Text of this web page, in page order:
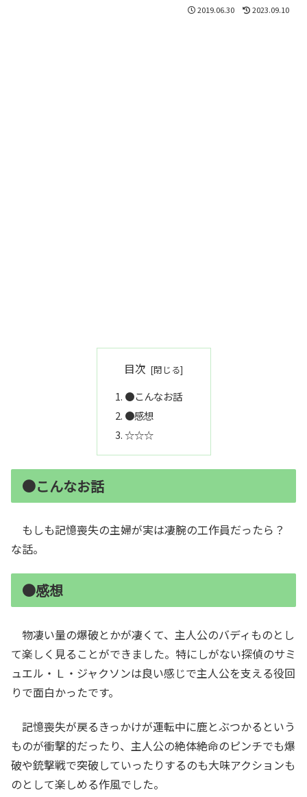
2019.06.30 2023.09.10
目次
●こんなお話
●感想
☆☆☆
●こんなお話
もしも記憶喪失の主婦が実は凄腕の工作員だったら？
な話。
●感想
物凄い量の爆破とかが凄くて、主人公のバディものとし
て楽しく見ることができました。特にしがない探偵のサミ
ュエル・Ｌ・ジャクソンは良い感じで主人公を支える役回
りで面白かったです。
記憶喪失が戻るきっかけが運転中に鹿とぶつかるという
ものが衝撃的だったり、主人公の絶体絶命のピンチでも爆
破や銃撃戦で突破していったりするのも大味アクションも
のとして楽しめる作風でした。